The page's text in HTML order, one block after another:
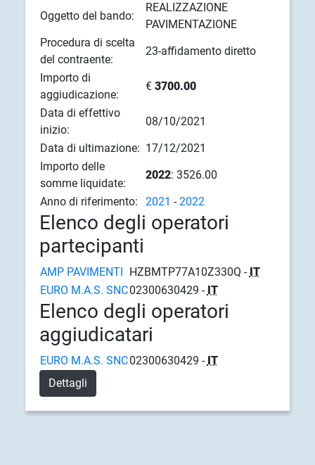
Oggetto del bando:
REALIZZAZIONE
PAVIMENTAZIONE
Procedura di scelta
del contraente:
23-affidamento diretto
Importo di
aggiudicazione:
€ 3700.00
Data di effettivo
inizio:
08/10/2021
Data di ultimazione: 17/12/2021
Importo delle
somme liquidate:
2022: 3526.00
Anno di riferimento:
2021 -2022
Elenco degli operatori
partecipanti
AMP PAVIMENTI HZBMTP77A10Z330Q - IT
EURO M.A.S. SNC02300630429 - IT
Elenco degli operatori
aggiudicatari
EURO M.A.S. SNC02300630429 - IT
Dettagli